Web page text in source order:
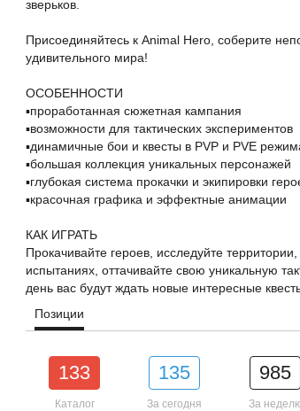
зверьков.
Присоединяйтесь к Animal Hero, соберите
удивительного мира!
ОСОБЕННОСТИ
▪️проработанная сюжетная кампания
▪️возможности для тактических экспериментов
▪️динамичные бои и квесты в PVP и PVE
▪️большая коллекция уникальных персонажей
▪️глубокая система прокачки и экипировки
▪️красочная графика и эффектные анимации
КАК ИГРАТЬ
Прокачивайте героев, исследуйте
испытаниях, оттачивайте свою уникальную
день вас будут ждать новые интересные
Позиции
133
Каталог
135
За сегодня
985
За